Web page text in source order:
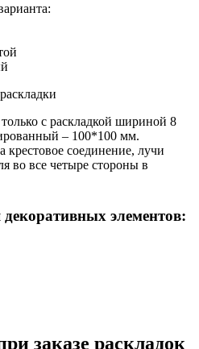
с раскладкой шириной 8
– 100*100 мм.
крестовое соединение, лучи
во все четыре стороны в
элементов:
заказе раскладок